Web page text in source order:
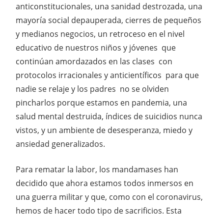
anticonstitucionales, una sanidad destrozada, una
mayoría social depauperada, cierres de pequeños
y medianos negocios, un retroceso en el nivel
educativo de nuestros niños y jóvenes que
continúan amordazados en las clases con
protocolos irracionales y anticientíficos para que
nadie se relaje y los padres no se olviden
pincharlos porque estamos en pandemia, una
salud mental destruida, índices de suicidios nunca
vistos, y un ambiente de desesperanza, miedo y
ansiedad generalizados.
Para rematar la labor, los mandamases han
decidido que ahora estamos todos inmersos en
una guerra militar y que, como con el coronavirus,
hemos de hacer todo tipo de sacrificios. Esta